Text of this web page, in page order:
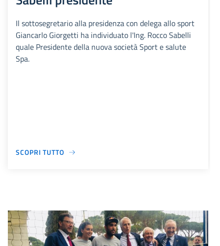
Il sottosegretario alla presidenza con delega allo sport
Giancarlo Giorgetti ha individuato l'Ing. Rocco Sabelli
quale Presidente della nuova società Sport e salute
Spa.
SCOPRI TUTTO